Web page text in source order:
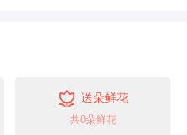
 送朵鲜花
共0朵鲜花